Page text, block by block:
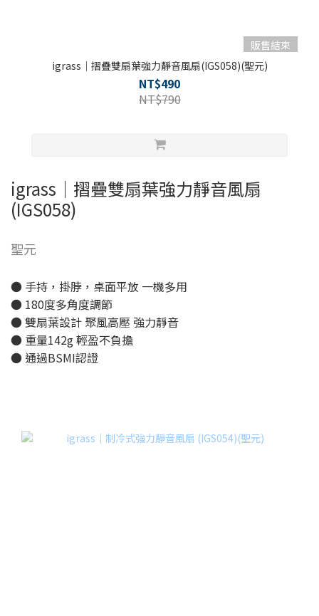
販售結束
igrass｜摺疊雙扇葉強力靜音風扇(IGS058)(聖元)
NT$490
NT$790
igrass｜摺疊雙扇葉強力靜音風扇
(IGS058)
聖元
● 手持，掛脖，桌面平放 一機多用
● 180度多角度調節
● 雙扇葉設計 聚風高壓 強力靜音
● 重量142g 輕盈不負擔
● 通過BSMI認證